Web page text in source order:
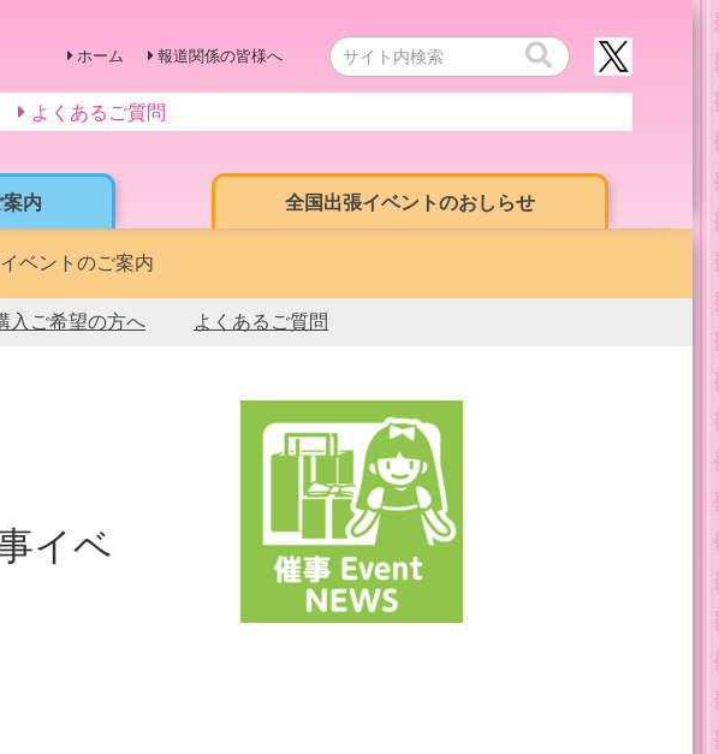
内 全国出張イベントのおしらせ
ホーム 報道関係の皆様へ
よくあるご質問
ベントのご案内
入ご希望の方へ よくあるご質問